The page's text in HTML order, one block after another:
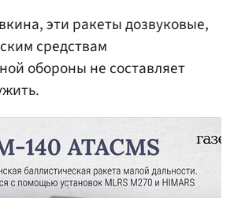
эти ракеты дозвуковые,
средствам
обороны не составляет